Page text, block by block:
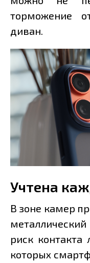
торможение
диван.
Учтена
В зоне камер
риск контакта
которых